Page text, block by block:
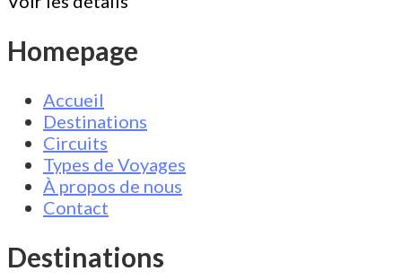
Homepage
Accueil
Destinations
Circuits
Types de Voyages
À propos de nous
Contact
Destinations